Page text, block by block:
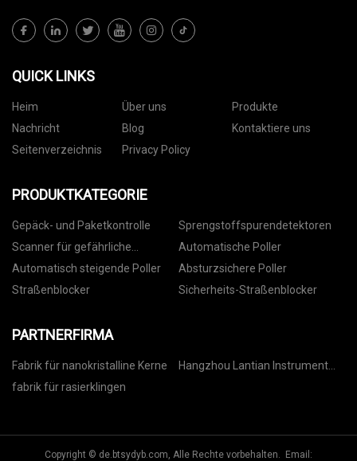
QUICK LINKS
Heim Über uns
Produkte
Nachricht
Blog
Kontaktiere uns
Seitenverzeichnis
Privacy Policy
PRODUKTKATEGORIE
Gepäck- und Paketkontrolle
Sprengstoffspurendetektoren
Scanner für gefährliche
Flüssigkeiten
Automatische Poller
Automatisch steigende Poller
Absturzsichere Poller
Straßenblocker
Sicherheits-Straßenblocker
PARTNERFIRMA
Fabrik für nanokristalline Kerne
Hangzhou Lantian Instrument
fabrik für rasierklingen
Copyright © de.btsydyb.com, Alle Rechte vorbehalten. Email: